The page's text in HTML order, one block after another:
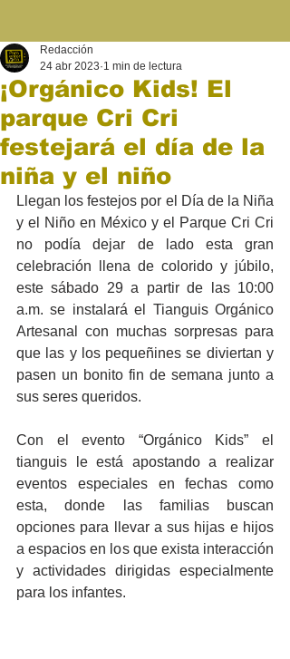
¡Orgánico Kids! El
parque Cri Cri
festejará el día de la
niña y el niño
Redacción
24 abr 2023 1 min de lectura
Llegan los festejos por el Día de la Niña
y el Niño en México y el Parque Cri Cri
no podía dejar de lado esta gran
celebración llena de colorido y júbilo,
este sábado 29 a partir de las 10:00
a.m. se instalará el Tianguis Orgánico
Artesanal con muchas sorpresas para
que las y los pequeñines se diviertan y
pasen un bonito fin de semana junto a
sus seres queridos.
Con el evento “Orgánico Kids” el
tianguis le está apostando a realizar
eventos especiales en fechas como
esta, donde las familias buscan
opciones para llevar a sus hijas e hijos
a espacios en los que exista interacción
y actividades dirigidas especialmente
para los infantes.